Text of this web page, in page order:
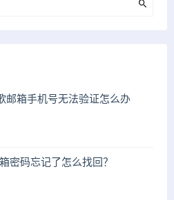
邮箱手机号无法验证怎么办
密码忘记了怎么找回？